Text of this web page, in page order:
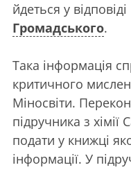
йдеться у
Громадського.
Така інформація
критичного
Міносвіти.
підручника з
подати у книжці
інформації. У